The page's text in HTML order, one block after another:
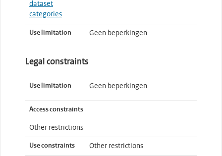
dataset
categories
Use limitation Geen beperkingen
Legal constraints
Use limitation Geen beperkingen
Access constraints
Other restrictions
Use constraints Other restrictions